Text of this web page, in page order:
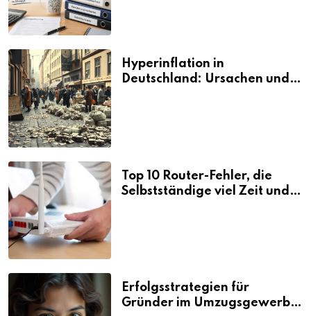
Hyperinflation in
Deutschland: Ursachen und
Top 10 Router-Fehler, die
Selbstständige viel Zeit und
Erfolgsstrategien für
Gründer im Umzugsgewerbe